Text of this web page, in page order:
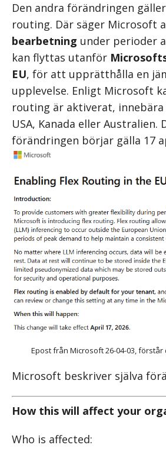
Den andra förändringen
routing. Där säger Microsoft
bearbetning under perioder
kan flyttas utanför
EU, för att upprätthålla en
upplevelse. Enligt Microsoft
routing är aktiverat,
USA, Kanada eller Australien.
förändringen börjar gälla 17
Epost från Microsoft 26-04-03,
Microsoft beskriver själva
How this will affect your
Who is affected: